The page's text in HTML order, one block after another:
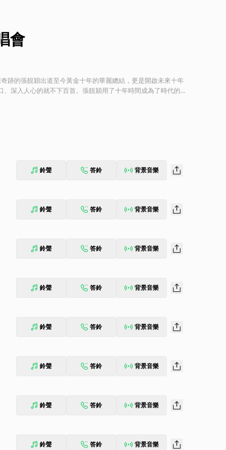
會
跡的張靚穎出道至今黃金十年的華麗總結，更是開啟未來十年
深入人心的就不下百首。張靚穎用了十年時間成為了時代的印
現場讓大家看到最“bang”的自己和歌迷心中最“bang”的張靚
鈴聲 答鈴 背景音樂
鈴聲 答鈴 背景音樂
鈴聲 答鈴 背景音樂
鈴聲 答鈴 背景音樂
鈴聲 答鈴 背景音樂
鈴聲 答鈴 背景音樂
鈴聲 答鈴 背景音樂
鈴聲 答鈴 背景音樂